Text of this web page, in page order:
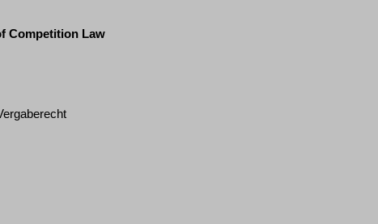
Competition Law